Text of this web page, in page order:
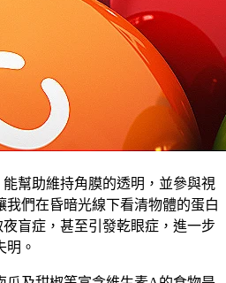
脅。常見的眼疾如糖尿病視網膜病
內障等，都可能影響視力。幸運
方面發揮了重要作用。本文將為你
生素與營養素，幫助你從日常飲
。
幫助維持角膜的透明，並參與視
們在昏暗光線下看清物體的蛋白
盲症，甚至引發乾眼症，進一步
明。